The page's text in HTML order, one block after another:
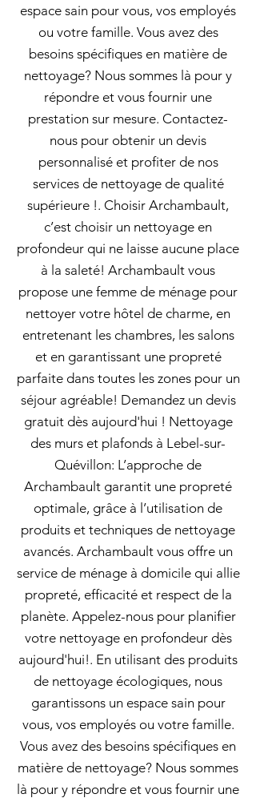
espace sain pour vous, vos employés
ou votre famille. Vous avez des
besoins spécifiques en matière de
nettoyage? Nous sommes là pour y
répondre et vous fournir une
prestation sur mesure. Contactez-
nous pour obtenir un devis
personnalisé et profiter de nos
services de nettoyage de qualité
supérieure !. Choisir Archambault,
c’est choisir un nettoyage en
profondeur qui ne laisse aucune place
à la saleté! Archambault vous
propose une femme de ménage pour
nettoyer votre hôtel de charme, en
entretenant les chambres, les salons
et en garantissant une propreté
parfaite dans toutes les zones pour un
séjour agréable! Demandez un devis
gratuit dès aujourd'hui ! Nettoyage
des murs et plafonds à Lebel-sur-
Quévillon: L’approche de
Archambault garantit une propreté
optimale, grâce à l’utilisation de
produits et techniques de nettoyage
avancés. Archambault vous offre un
service de ménage à domicile qui allie
propreté, efficacité et respect de la
planète. Appelez-nous pour planifier
votre nettoyage en profondeur dès
aujourd'hui!. En utilisant des produits
de nettoyage écologiques, nous
garantissons un espace sain pour
vous, vos employés ou votre famille.
Vous avez des besoins spécifiques en
matière de nettoyage? Nous sommes
là pour y répondre et vous fournir une